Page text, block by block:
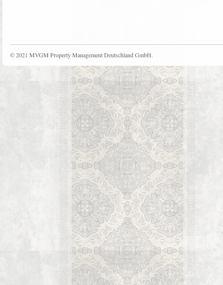
© 2021 MVGM Property Management Deutschland GmbH.